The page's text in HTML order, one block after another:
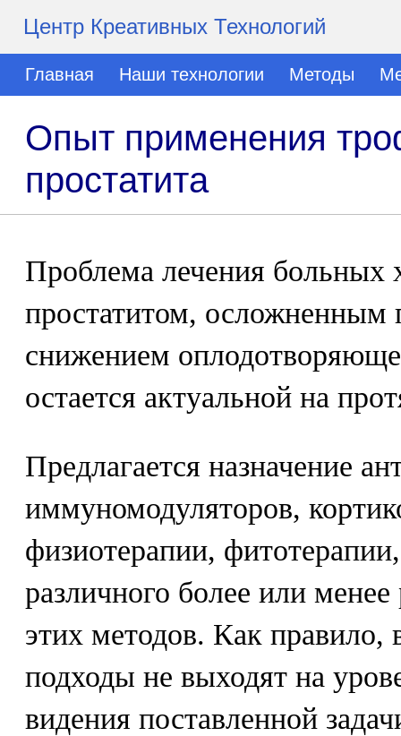
Центр Креативных Технологий
Главная Наши технологии Методы
Опыт применения
простатита
Проблема лечения больных
простатитом, осложненным
снижением
остается актуальной на
Предлагается назначение
иммуномодуляторов,
физиотерапии,
различного более или
этих методов. Как правило,
подходы не выходят на
видения поставленной